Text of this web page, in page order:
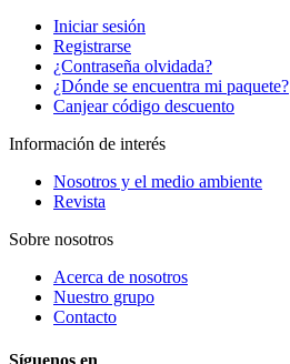
Iniciar sesión
Registrarse
¿Contraseña olvidada?
¿Dónde se encuentra mi paquete?
Canjear código descuento
Información de interés
Nosotros y el medio ambiente
Revista
Sobre nosotros
Acerca de nosotros
Nuestro grupo
Contacto